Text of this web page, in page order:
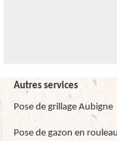
Autres services
Pose de grillage Aubigne
Pose de gazon en